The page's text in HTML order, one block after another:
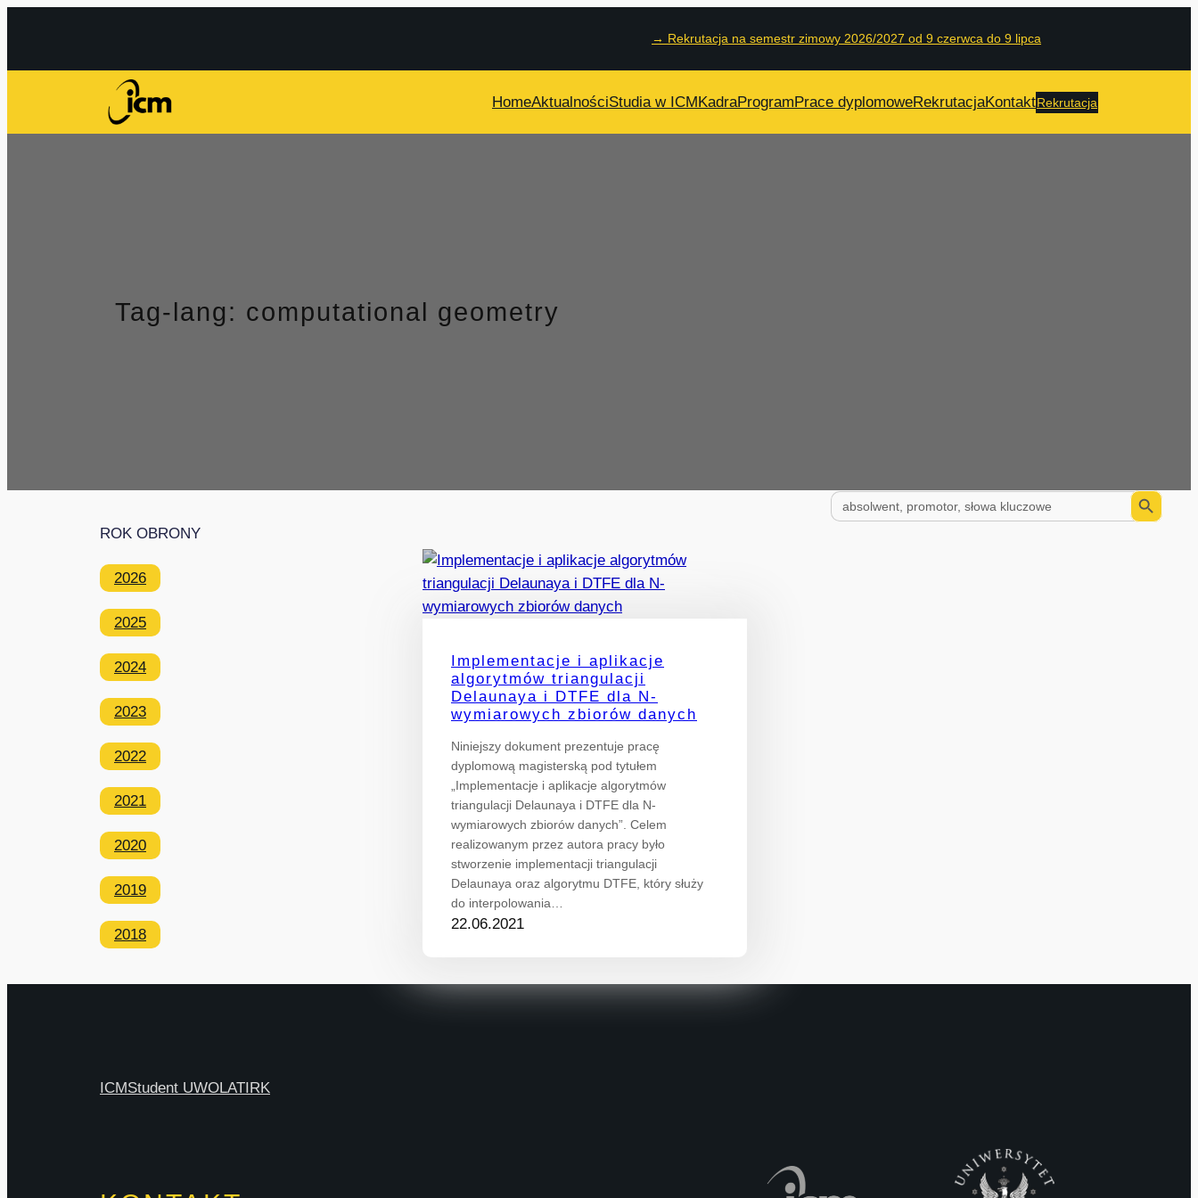
→ Rekrutacja na semestr zimowy 2026/2027 od 9 czerwca do 9 lipca
HomeAktualnościStudia w ICMKadraProgramPrace dyplomoweRekrutacjaKontaktRekrutacja
Tag-lang: computational geometry
Search
for:
Search Button
ROK OBRONY
2026
2025
2024
2023
2022
2021
2020
2019
2018
Implementacje i aplikacje
algorytmów triangulacji
Delaunaya i DTFE dla N-
wymiarowych zbiorów danych
Niniejszy dokument prezentuje pracę
dyplomową magisterską pod tytułem
„Implementacje i aplikacje algorytmów
triangulacji Delaunaya i DTFE dla N-
wymiarowych zbiorów danych”. Celem
realizowanym przez autora pracy było
stworzenie implementacji triangulacji
Delaunaya oraz algorytmu DTFE, który służy
do interpolowania…
22.06.2021
ICMStudent UWOLAT IRK